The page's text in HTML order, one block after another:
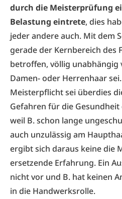
durch die Meisterprüfung
Belastung eintrete, dies
jeder andere auch. Mit dem
gerade der Kernbereich des
betroffen, völlig unabhängig
Damen- oder Herrenhaar
Meisterpflicht sei überdies
Gefahren für die
weil B. schon lange
auch unzulässig am
ergibt sich daraus keine die
ersetzende Erfahrung. Ein
nicht vor und B. hat keinen
in die Handwerksrolle.